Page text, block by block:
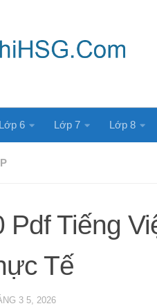
Lớp 6 Lớp 7 Lớp 8
Pdf Tiếng
Tế
3 5, 2026